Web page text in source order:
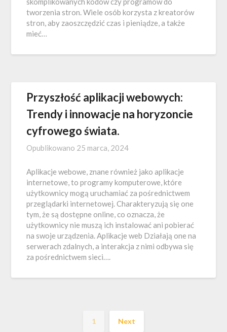
tworzenia stron. Wiele osób korzysta z kreatorów
stron, aby zaoszczędzić czas i pieniądze, a także
mieć…
Przyszłość aplikacji webowych:
Trendy i innowacje na horyzoncie
cyfrowego świata.
Opublikowano 25 marca, 2024
Aplikacje webowe, znane również jako aplikacje
internetowe, to programy komputerowe, które
użytkownicy mogą uruchamiać za pośrednictwem
przeglądarki internetowej. Charakteryzują się one
tym, że są dostępne online, co oznacza, że
użytkownicy nie muszą ich instalować ani pobierać
na swoje urządzenia. Aplikacje web Działają one na
serwerach zdalnych, a interakcja z nimi odbywa się
za pośrednictwem sieci….
1 Next